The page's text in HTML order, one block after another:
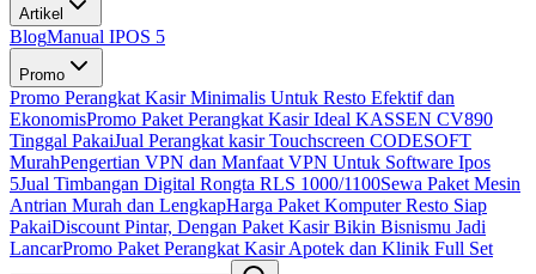
Artikel
BlogManual IPOS 5
Promo
Promo Perangkat Kasir Minimalis Untuk Resto Efektif dan
EkonomisPromo Paket Perangkat Kasir Ideal KASSEN CV890
Tinggal PakaiJual Perangkat kasir Touchscreen CODESOFT
MurahPengertian VPN dan Manfaat VPN Untuk Software Ipos
5Jual Timbangan Digital Rongta RLS 1000/1100Sewa Paket Mesin
Antrian Murah dan LengkapHarga Paket Komputer Resto Siap
PakaiDiscount Pintar, Dengan Paket Kasir Bikin Bisnismu Jadi
LancarPromo Paket Perangkat Kasir Apotek dan Klinik Full Set